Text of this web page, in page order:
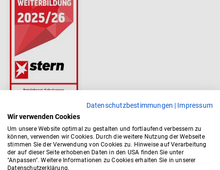
Datenschutzbestimmungen | Impressum
Wir verwenden Cookies
Um unsere Website optimal zu gestalten und fortlaufend verbessern zu
können, verwenden wir Cookies. Durch die weitere Nutzung der Webseite
stimmen Sie der Verwendung von Cookies zu. Hinweise auf Verarbeitung
der auf dieser Seite erhobenen Daten in den USA finden Sie unter
"Anpassen". Weitere Informationen zu Cookies erhalten Sie in unserer
Datenschutzerklärung.